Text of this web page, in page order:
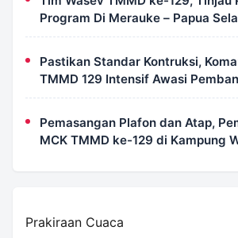
Program Di Merauke – Papua
Pastikan Standar Kontruksi,
TMMD 129 Intensif Awasi
Wanam
Pemasangan Plafon dan Atap,
MCK TMMD ke-129 di Kampung
Prakiraan Cuaca